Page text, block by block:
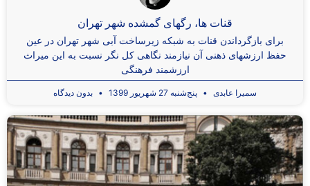
قنات ها، رگهای گمشده شهر تهران
برای بازگرداندن قنات به شبکه زیرساخت آبی شهر تهران در عین
حفظ ارزشهای ذهنی آن نیازمند نگاهی کل نگر نسبت به این میراث
ارزشمند فرهنگی
سمیرا عابدی پنج‌شنبه 27 شهریور 1399 بدون دیدگاه